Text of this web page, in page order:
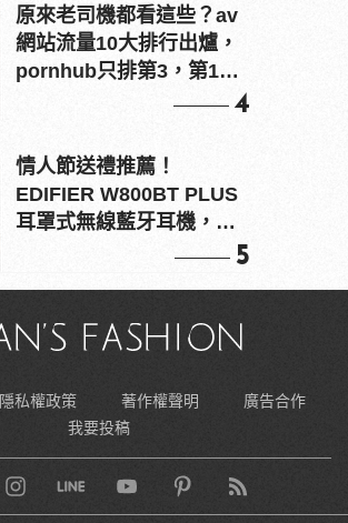
原來老司機都看這些？av
網站流量10大排行出爐，
pornhub只排第3，第1名
4
情人節送禮推薦！
EDIFIER W800BT PLUS
耳罩式無線藍牙耳機，在
5
隱私權政策 著作權聲明
廣告合作
我要投稿